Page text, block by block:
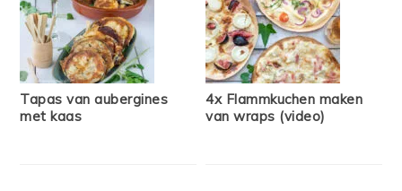
Tapas van aubergines
met kaas
4x Flammkuchen maken
van wraps (video)